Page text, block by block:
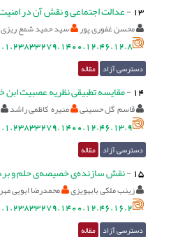
13
-عدالت اجتماعی و نقش آن در
محسن غفوری پور سید حمید شمع ریزی
دسترسی آزاد مقاله
14
-مقایسه تطبیقی نظریه عصبیت ابن
قاسم گل حسینی منیره کاظمی راشد
دسترسی آزاد مقاله
15
-نقش سازنده‌ی خصیصه‌ی حلم و
زینب ملکی بابهویزی محمدرضا ابویی
دسترسی آزاد مقاله